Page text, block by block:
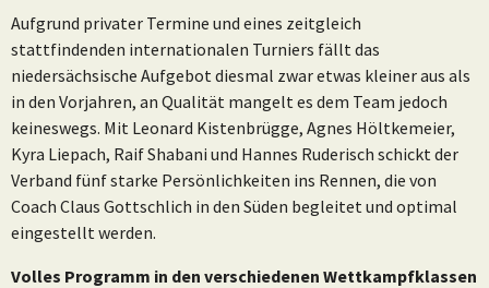
Aufgrund privater Termine und eines zeitgleich
stattfindenden internationalen Turniers fällt das
niedersächsische Aufgebot diesmal zwar etwas kleiner aus als
in den Vorjahren, an Qualität mangelt es dem Team jedoch
keineswegs. Mit Leonard Kistenbrügge, Agnes Höltkemeier,
Kyra Liepach, Raif Shabani und Hannes Ruderisch schickt der
Verband fünf starke Persönlichkeiten ins Rennen, die von
Coach Claus Gottschlich in den Süden begleitet und optimal
eingestellt werden.
Volles Programm in den verschiedenen Wettkampfklassen